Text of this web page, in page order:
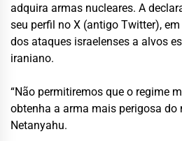
adquira armas nucleares. A
seu perfil no X (antigo Twitter),
dos ataques israelenses a alvos
iraniano.
“Não permitiremos que o regime
obtenha a arma mais perigosa do
Netanyahu.